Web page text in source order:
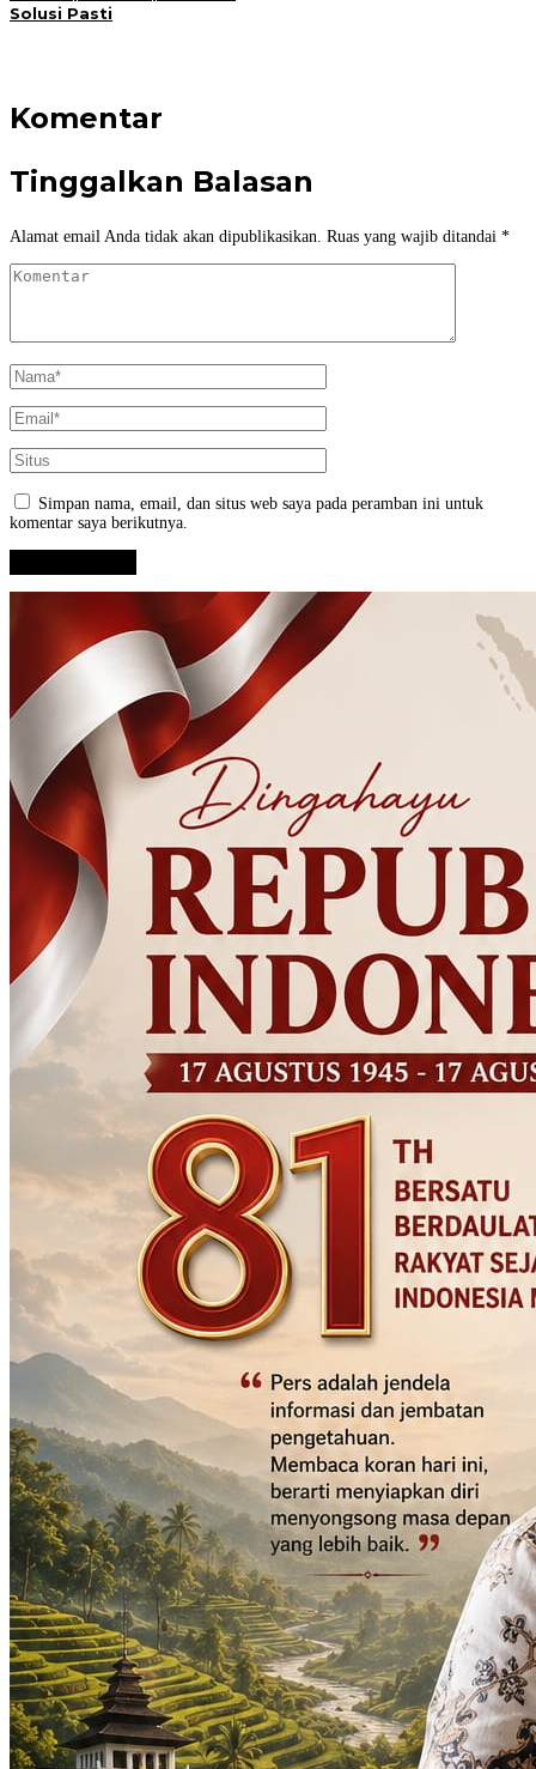
Solusi Pasti
Komentar
Tinggalkan Balasan
Alamat email Anda tidak akan dipublikasikan. Ruas yang wajib ditandai *
Simpan nama, email, dan situs web saya pada peramban ini untuk
komentar saya berikutnya.